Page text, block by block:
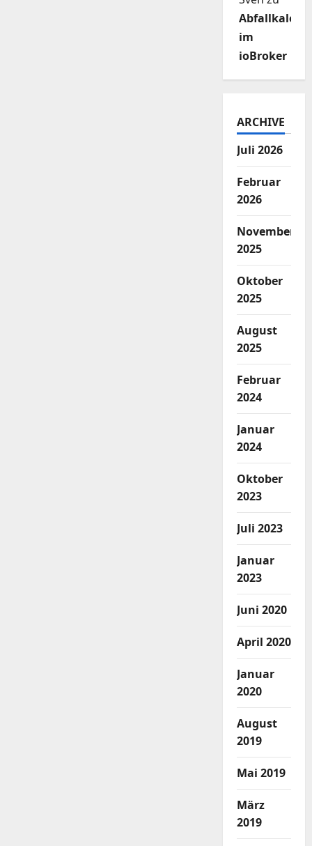
im
ioBroker
ARCHIVE
Juli 2026
Februar
2026
November
2025
Oktober
2025
August
2025
Februar
2024
Januar
2024
Oktober
2023
Juli 2023
Januar
2023
Juni 2020
April 2020
Januar
2020
August
2019
Mai 2019
März
2019